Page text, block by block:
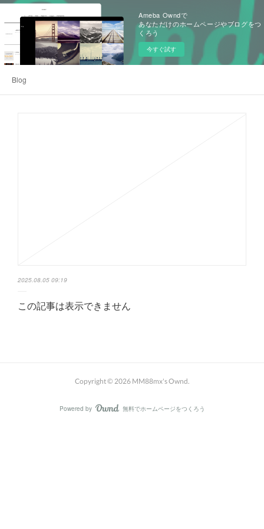
Ameba Owndで
あなただけのホームページやブログをつ
くろう
今すぐ試す
Blog
2025.08.05 09:19
この記事は表示できません
Copyright © 2026 MM88mx's Ownd.
Powered by AmebaOwnd
無料でホームページをつくろう